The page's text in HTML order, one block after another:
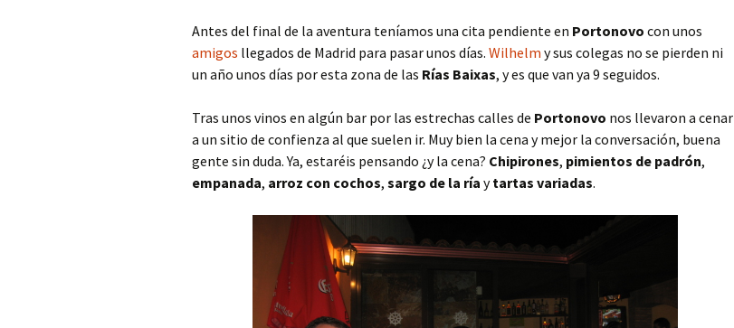
Antes del final de la aventura teníamos una cita pendiente en Portonovo con unos
amigos llegados de Madrid para pasar unos días. Wilhelm y sus colegas no se pierden ni
un año unos días por esta zona de las Rías Baixas, y es que van ya 9 seguidos.
Tras unos vinos en algún bar por las estrechas calles de Portonovo nos llevaron a cenar
a un sitio de confienza al que suelen ir. Muy bien la cena y mejor la conversación, buena
gente sin duda. Ya, estaréis pensando ¿y la cena? Chipirones, pimientos de padrón,
empanada, arroz con cochos, sargo de la ría ytartas variadas.